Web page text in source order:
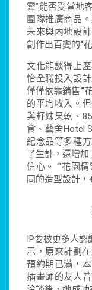
靈”能否受當地
團隊推廣商品
未來與內地設
創作出百變的“
文化能談得上
怡全職投入設
僅僅依靠銷售“
的平均收入。
與籽妹果乾、
食、藝舍Hotel
紀念品等多種
了生計，還增
信心。 “‘花園
同的造型設計，
IP要被更多人認
示，原來計劃
預約期已滿，
插畫師的友人